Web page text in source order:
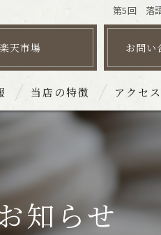
第5回 落
楽天市場 お問い
当店の特徴
だし
団体
アクセス
皿そば
皿そば文
知らせ